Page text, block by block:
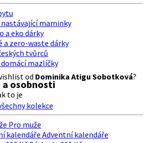
maminky
a eko dárky
a zero-waste dárky
tvůrců
mazlíčky
a osobnosti
kolekce
Pro muže
Adventní kalendáře
od Dominika Atigu Sobotková?
to je